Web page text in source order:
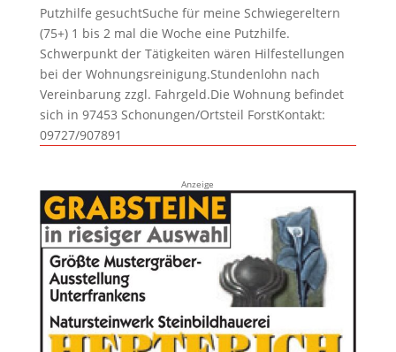
Putzhilfe gesuchtSuche für meine Schwiegereltern
(75+) 1 bis 2 mal die Woche eine Putzhilfe.
Schwerpunkt der Tätigkeiten wären Hilfestellungen
bei der Wohnungsreinigung.Stundenlohn nach
Vereinbarung zzgl. Fahrgeld.Die Wohnung befindet
sich in 97453 Schonungen/Ortsteil ForstKontakt:
09727/907891
Anzeige